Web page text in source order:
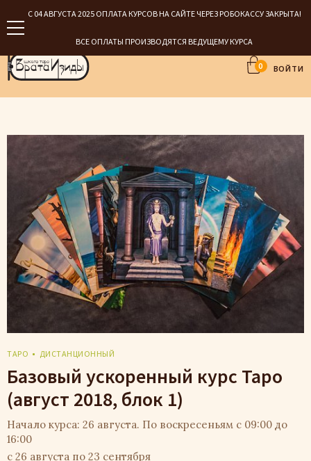
С 04 АВГУСТА 2025 ОПЛАТА КУРСОВ НА САЙТЕ ЧЕРЕЗ РОБОКАССУ ЗАКРЫТА!
ВСЕ ОПЛАТЫ ПРОИЗВОДЯТСЯ ВЕДУЩЕМУ КУРСА
0 ВОЙТИ
ТАРО ДИСТАНЦИОННЫЙ
Базовый ускоренный курс Таро
(август 2018, блок 1)
Начало курса: 26 августа. По воскресеньям с 09:00 до
16:00
с 26 августа по 23 сентября